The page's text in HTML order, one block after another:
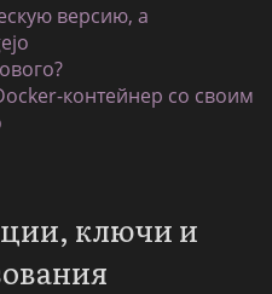
версию, а
контейнер со своим
ключи и